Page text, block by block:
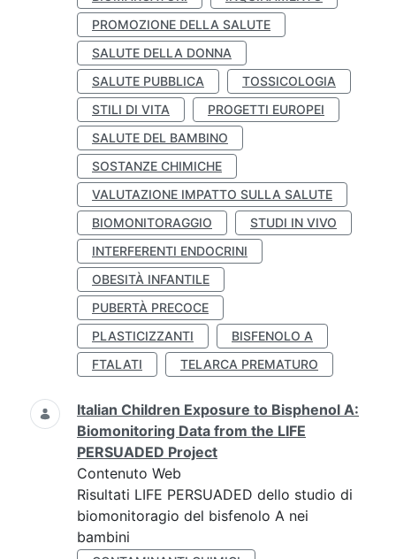
PROMOZIONE DELLA SALUTE
SALUTE DELLA DONNA
SALUTE PUBBLICA
TOSSICOLOGIA
STILI DI VITA
PROGETTI EUROPEI
SALUTE DEL BAMBINO
SOSTANZE CHIMICHE
VALUTAZIONE IMPATTO SULLA SALUTE
BIOMONITORAGGIO
STUDI IN VIVO
INTERFERENTI ENDOCRINI
OBESITÀ INFANTILE
PUBERTÀ PRECOCE
PLASTICIZZANTI
BISFENOLO A
FTALATI
TELARCA PREMATURO
Italian Children Exposure to Bisphenol A:
Biomonitoring Data from the LIFE
PERSUADED Project
Contenuto Web
Risultati LIFE PERSUADED dello studio di
biomonitoragio del bisfenolo A nei
bambini